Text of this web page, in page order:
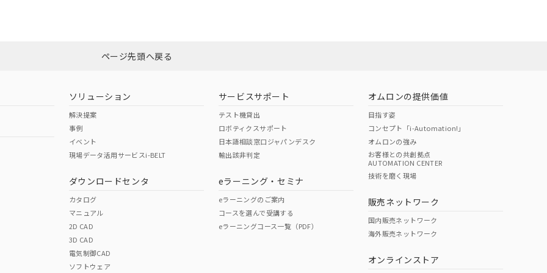
ダウンロードはこちら
O O
等で未対応品が混在する可能性があります。
（日本
（アメリカ
この製品の規格認証/適合状況ページへ
その他の認証はこちらのページからご検索ください
ページ先頭へ戻る
ソリューション
解決提案
事例
イベント
現場データ活用サービスi-BELT
ダウンロードセンタ
カタログ
マニュアル
2D CAD
3D CAD
電気制御CAD
ソフトウェア
サービスサポート
テスト機貸出
ロボティクスサポート
日本語相談窓口ジャパンデスク
輸出該非判定
eラーニング・セミナ
eラーニングのご案内
コースを選んで受講する
eラーニングコース一覧（PDF）
オムロンの提供価値
目指す姿
コンセプト「i-Automation!」
オムロンの強み
お客様との共創拠点
AUTOMATION CENTER
技術を磨く現場
販売ネットワーク
国内販売ネットワーク
海外販売ネットワーク
オンラインストア